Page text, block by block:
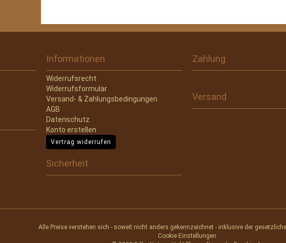
Informationen
Widerrufsrecht
Widerrufsformular
Versand- & Zahlungsbedingungen
AGB
Datenschutz
Konto erstellen
Vertrag widerrufen
Sicherheit
Zahlung
Versand
Alle Preise verstehen sich - soweit nicht anders gekennzeichnet - inklusive der
Cookie Einstellungen